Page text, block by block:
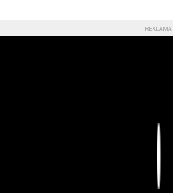
REKLAMA